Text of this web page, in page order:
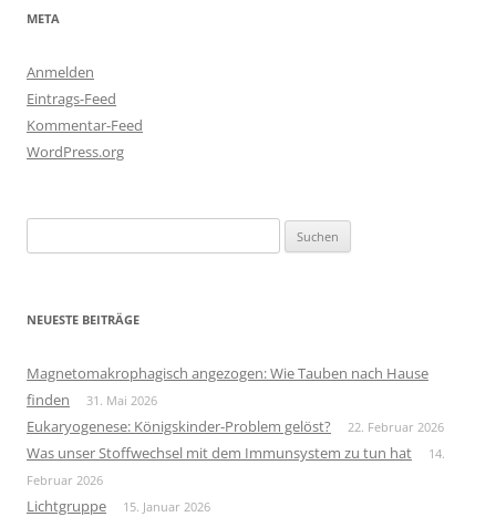
META
Anmelden
Eintrags-Feed
Kommentar-Feed
WordPress.org
nach:
NEUESTE BEITRÄGE
Magnetomakrophagisch angezogen: Wie Tauben nach Hause
finden
31. Mai 2026
Eukaryogenese: Königskinder-Problem gelöst? 22. Februar 2026
Was unser Stoffwechsel mit dem Immunsystem zu tun hat
14.
Februar 2026
Lichtgruppe 15. Januar 2026